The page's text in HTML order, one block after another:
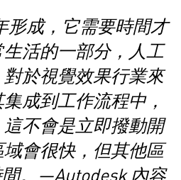
形成，它需要時間才
活的一部分，人工
於視覺效果行業來
成到工作流程中，
不會是立即撥動開
會很快，但其他區
。—Autodesk 內容